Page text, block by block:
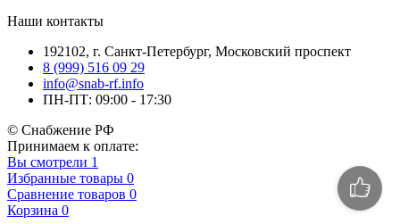
Наши контакты
192102, г. Санкт-Петербург, Московский проспект
8 (999) 516 09 29
info@snab-rf.info
ПН-ПТ: 09:00 - 17:30
© Снабжение РФ
Принимаем к оплате:
Вы смотрели 1
Избранные товары 0
Сравнение товаров 0
Корзина 0